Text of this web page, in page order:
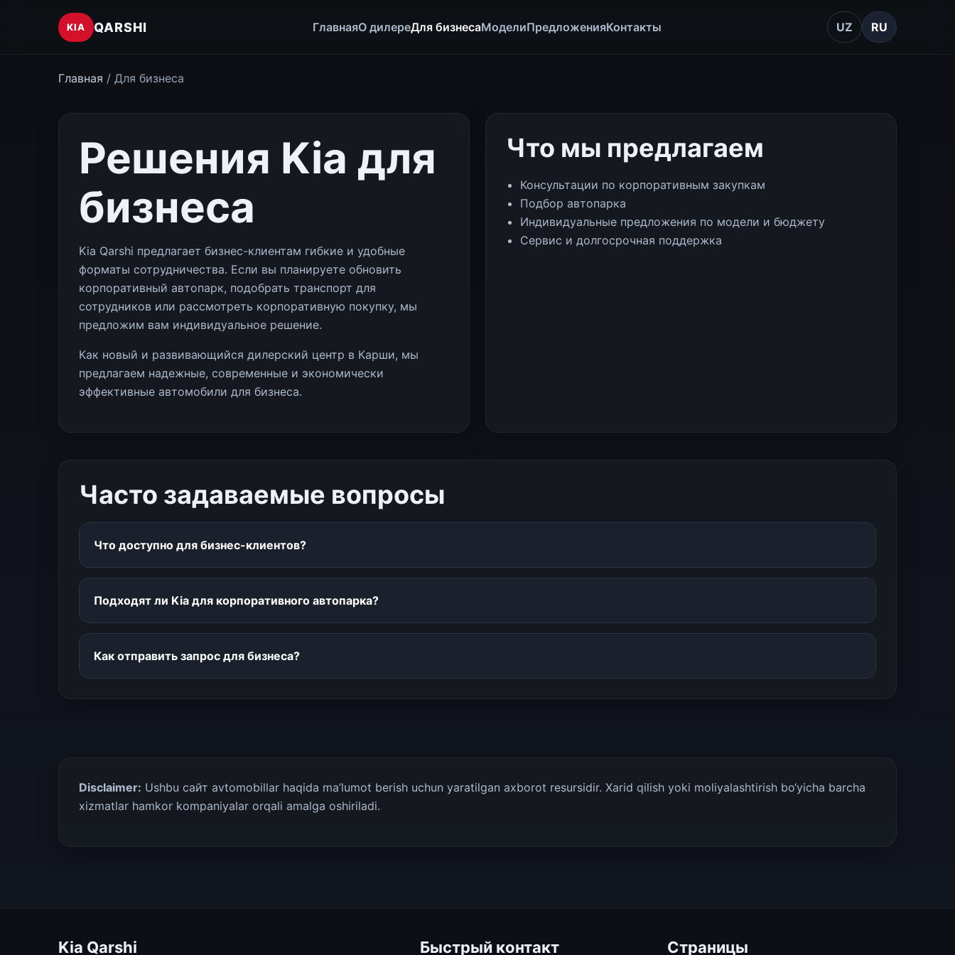
KIA QARSHI ГлавнаяО дилереДля бизнесаМоделиПредложенияКонтакты UZ RU
Главная / Для бизнеса
Решения Kia для
бизнеса
Kia Qarshi предлагает бизнес-клиентам гибкие и удобные
форматы сотрудничества. Если вы планируете обновить
корпоративный автопарк, подобрать транспорт для
сотрудников или рассмотреть корпоративную покупку, мы
предложим вам индивидуальное решение.
Как новый и развивающийся дилерский центр в Карши, мы
предлагаем надежные, современные и экономически
эффективные автомобили для бизнеса.
Что мы предлагаем
Консультации по корпоративным закупкам
Подбор автопарка
Индивидуальные предложения по модели и бюджету
Сервис и долгосрочная поддержка
Часто задаваемые вопросы
Что доступно для бизнес-клиентов?
Подходят ли Kia для корпоративного автопарка?
Как отправить запрос для бизнеса?
Disclaimer: Ushbu сайт avtomobillar haqida ma’lumot berish uchun yaratilgan axborot resursidir. Xarid qilish yoki moliyalashtirish bo‘yicha barcha
xizmatlar hamkor kompaniyalar orqali amalga oshiriladi.
Kia Qarshi Быстрый контакт Страницы